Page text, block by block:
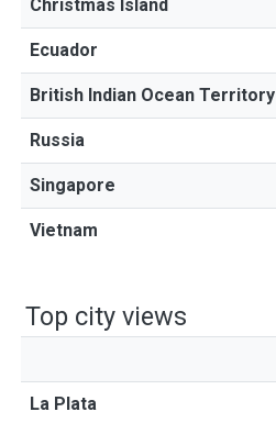
Christmas Island
Ecuador
British Indian Ocean Territory
Russia
Singapore
Vietnam
Top city views
La Plata